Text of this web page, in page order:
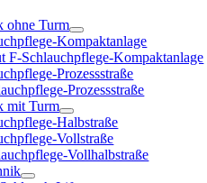
ohne Turm
Kompaktanlage
F-Schlauchpflege-Kompaktanlage
Prozessstraße
Prozessstraße
mit Turm
Halbstraße
Vollstraße
Vollhalbstraße